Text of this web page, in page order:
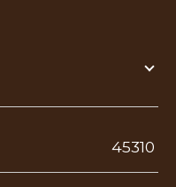
TRAD_ZEPHYR_Valeurs
45310